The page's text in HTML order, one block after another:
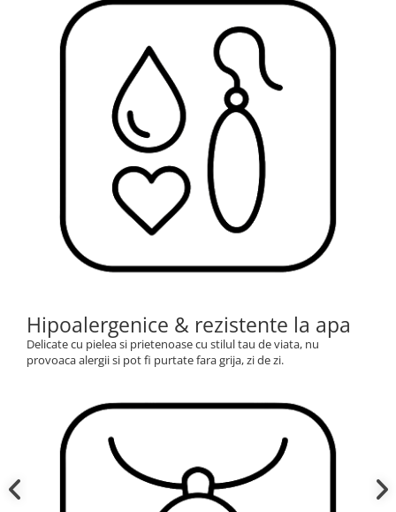
Hipoalergenice & rezistente la apa
Delicate cu pielea si prietenoase cu stilul tau de viata, nu
provoaca alergii si pot fi purtate fara grija, zi de zi.